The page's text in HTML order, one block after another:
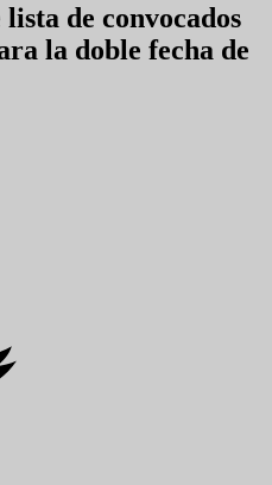
de convocados
la doble fecha de